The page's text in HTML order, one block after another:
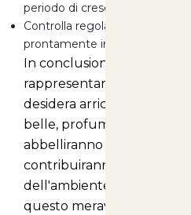
periodo di crescita per
Controlla regolarmente la
prontamente in caso di
In conclusione, le
rappresentano
desidera arricchire il
belle, profumate e di facile
abbelliranno il tuo spazio
contribuiranno anche al
dell'ambiente che ti
questo meraviglioso